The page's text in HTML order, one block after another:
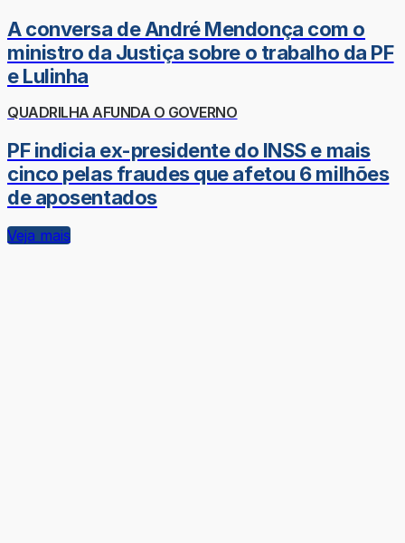
A conversa de André Mendonça com o
ministro da Justiça sobre o trabalho da PF
e Lulinha
QUADRILHA AFUNDA O GOVERNO
PF indicia ex-presidente do INSS e mais
cinco pelas fraudes que afetou 6 milhões
de aposentados
Veja mais